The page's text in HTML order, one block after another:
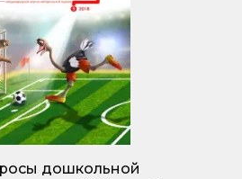
дошкольной